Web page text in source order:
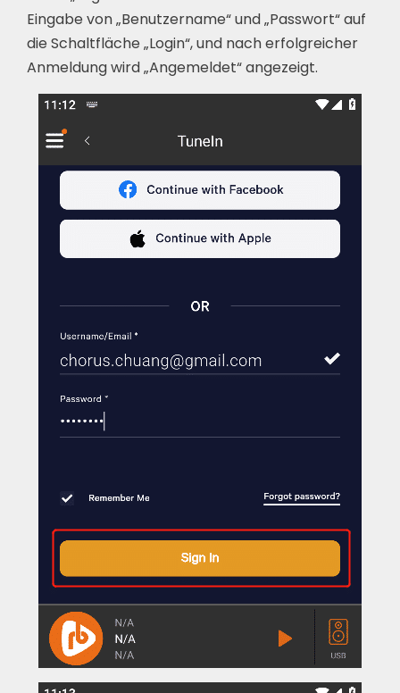
Eingabe von „Benutzername“ und „Passwort“ auf
die Schaltfläche „Login“, und nach erfolgreicher
Anmeldung wird „Angemeldet“ angezeigt.